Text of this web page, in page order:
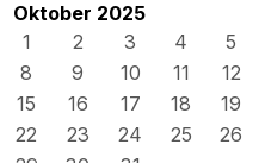
Oktober 2025
1
2 3 4
5
8 9 10 11
12
15 16 17 18
19
22 23 24 25
26